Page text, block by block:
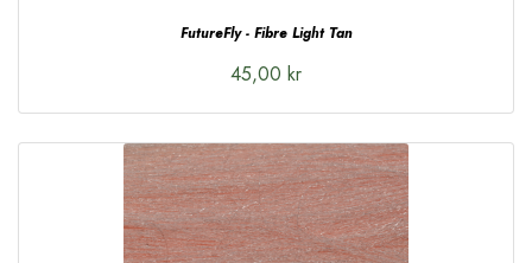
FutureFly - Fibre Light Tan
45,00 kr